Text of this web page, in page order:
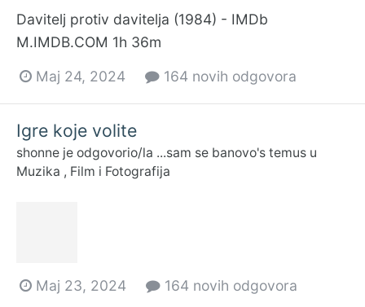
Davitelj protiv davitelja (1984) - IMDb
M.IMDB.COM 1h 36m
Maj 24, 2024 164 novih odgovora
Igre koje volite
shonne je odgovorio/la ...sam se banovo's temus u
Muzika , Film i Fotografija
Maj 23, 2024 164 novih odgovora